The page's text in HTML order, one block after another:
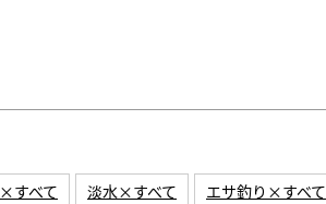
すべて 淡水×すべて
エサ釣り×すべて